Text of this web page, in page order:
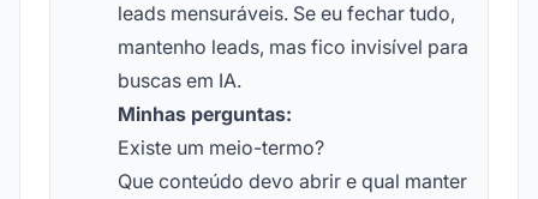
leads mensuráveis. Se eu fechar tudo,
mantenho leads, mas fico invisível para
buscas em IA.
Minhas perguntas:
Existe um meio-termo?
Que conteúdo devo abrir e qual manter